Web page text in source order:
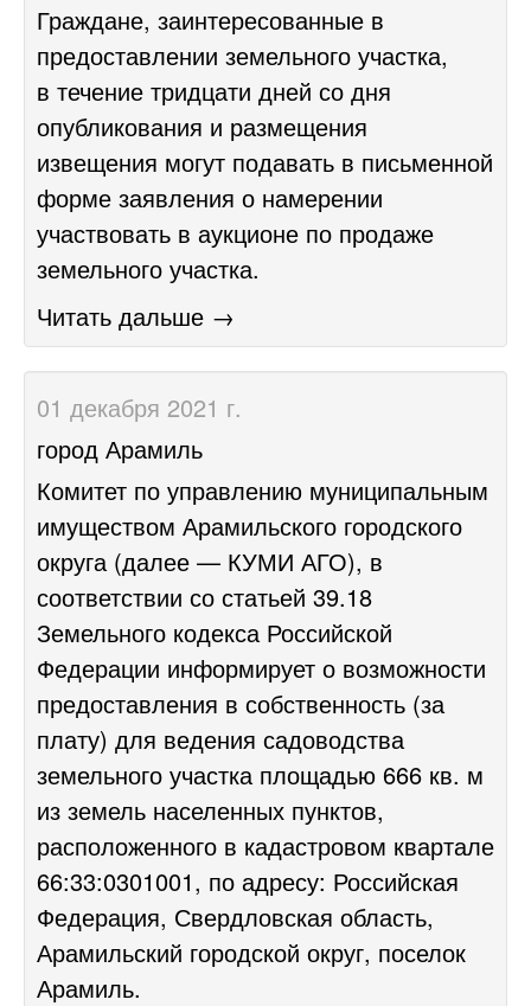
Граждане, заинтересованные в
предоставлении земельного участка,
в течение тридцати дней со дня
опубликования и размещения
извещения могут подавать в письменной
форме заявления о намерении
участвовать в аукционе по продаже
земельного участка.
Читать дальше →
01 декабря 2021 г.
город Арамиль
Комитет по управлению муниципальным
имуществом Арамильского городского
округа (далее — КУМИ АГО), в
соответствии со статьей 39.18
Земельного кодекса Российской
Федерации информирует о возможности
предоставления в собственность (за
плату) для ведения садоводства
земельного участка площадью 666 кв. м
из земель населенных пунктов,
расположенного в кадастровом квартале
66:33:0301001, по адресу: Российская
Федерация, Свердловская область,
Арамильский городской округ, поселок
Арамиль.